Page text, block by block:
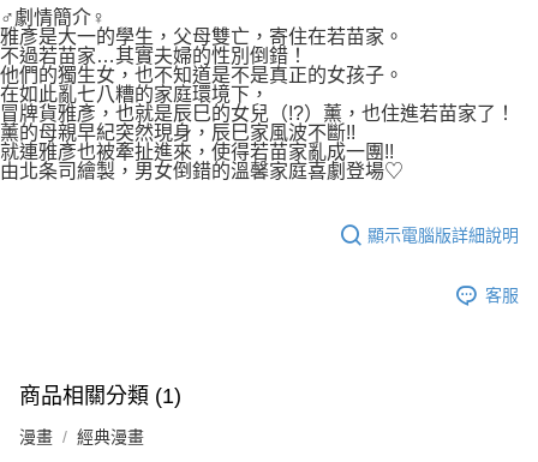
任。
４．使用「AFTEE先享後付」時，將依據個別帳號之用戶狀況，依本公司即
時審查核予不同之上限額度；若仍有額度不足之情形，本公司將視審查結果
請求用戶進行身份認證。
５．嚴禁一人註冊多個帳號或使用他人資訊註冊。若發現惡意使用之情形，
恩沛科技股份有限公司將有權停止該用戶之使用額度並採取法律行動。
每筆NT$100，滿NT$800(含以上)免運費
國家/地區配送
♂劇情簡介♀
雅彥是大一的學生，父母雙亡，寄住在若苗家。
不過若苗家…其實夫婦的性別倒錯！
他們的獨生女，也不知道是不是真正的女孩子。
在如此亂七八糟的家庭環境下，
冒牌貨雅彥，也就是辰巳的女兒（!?）薰，也住進若苗家了！
薰的母親早紀突然現身，辰巳家風波不斷!!
就連雅彥也被牽扯進來，使得若苗家亂成一團!!
由北条司繪製，男女倒錯的溫馨家庭喜劇登場♡
顯示電腦版詳細說明
客服
商品相關分類 (1)
漫畫 經典漫畫